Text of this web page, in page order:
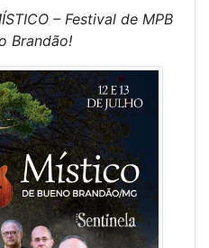
– Festival de MPB
Brandão!